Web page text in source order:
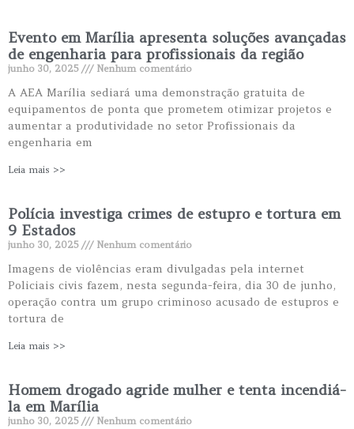
Evento em Marília apresenta soluções avançadas
de engenharia para profissionais da região
junho 30, 2025 Nenhum comentário
A AEA Marília sediará uma demonstração gratuita de
equipamentos de ponta que prometem otimizar projetos e
aumentar a produtividade no setor Profissionais da
engenharia em
Leia mais >>
Polícia investiga crimes de estupro e tortura em
9 Estados
junho 30, 2025 Nenhum comentário
Imagens de violências eram divulgadas pela internet
Policiais civis fazem, nesta segunda-feira, dia 30 de junho,
operação contra um grupo criminoso acusado de estupros e
tortura de
Leia mais >>
Homem drogado agride mulher e tenta incendiá-
la em Marília
junho 30, 2025 Nenhum comentário